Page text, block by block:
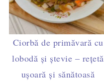
Ciorbă de primăvară cu
lobodă și ștevie – rețetă
ușoară și sănătoasă